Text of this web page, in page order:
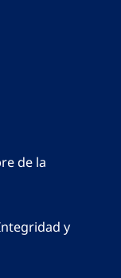
de la
y